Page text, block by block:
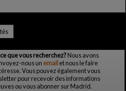
que vous recherchez?Nous avons
nous un emailet nous le faire
Vous pouvez également vous
pour recevoir des informations
ou vous abonner sur Madrid.